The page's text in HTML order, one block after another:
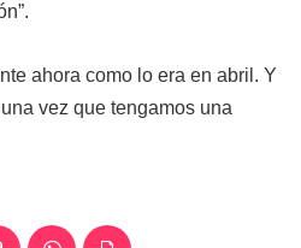
ahora como lo era en abril. Y
vez que tengamos una